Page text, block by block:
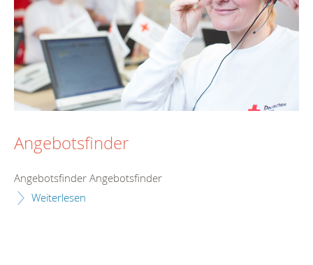
Angebotsfinder
Angebotsfinder Angebotsfinder
Weiterlesen